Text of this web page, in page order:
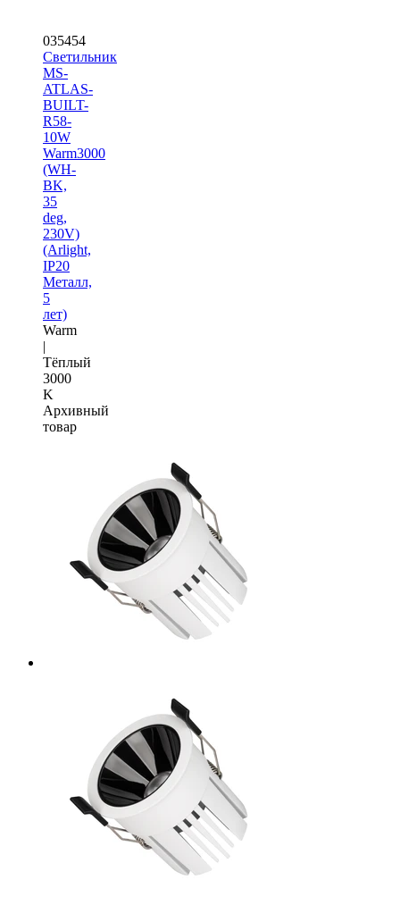
035454
Светильник
MS-
ATLAS-
BUILT-
R58-
10W
Warm3000
(WH-
BK,
35
deg,
230V)
(Arlight,
IP20
Металл,
5
лет)
Warm
|
Тёплый
3000
K
Архивный
товар